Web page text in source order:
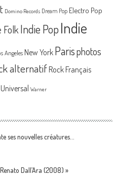
Domino Records Dream Pop Electro Pop
FolkIndie PopIndie
Angeles New York Parisphotos
alternatif Rock Français
Universal Warner
ses nouvelles créatures…
Dall’Ara (2008) »